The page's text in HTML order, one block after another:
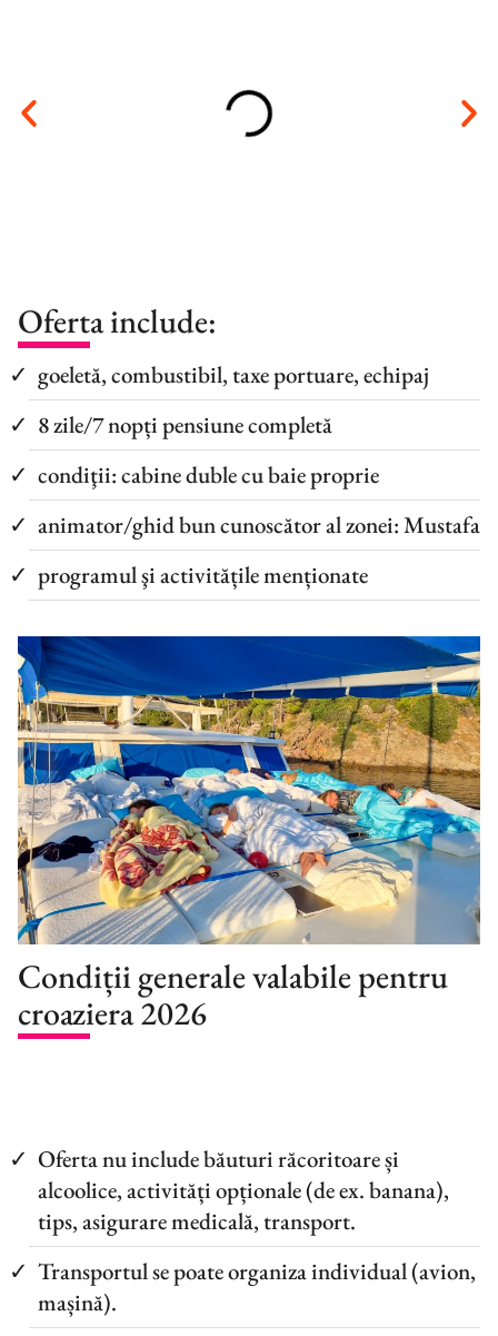
Oferta include:
goeletă, combustibil, taxe portuare, echipaj
8 zile/7 nopți pensiune completă
condiţii: cabine duble cu baie proprie
animator/ghid bun cunoscător al zonei: Mustafa
programul şi activitățile menționate
Condiții generale valabile pentru
croaziera 2026
Oferta nu include băuturi răcoritoare și
alcoolice, activități opționale (de ex. banana),
tips, asigurare medicală, transport.
Transportul se poate organiza individual (avion,
mașină).